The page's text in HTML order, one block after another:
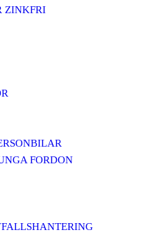
ZINKFRI
FORDON